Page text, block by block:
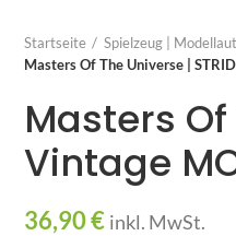
Startseite
Spielzeug |
Masters Of The Universe |
Masters Of
Vintage
36,90€ inkl. MwSt.